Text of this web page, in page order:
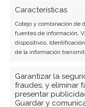
Características
Cotejo y combinación de
fuentes de información,
dispositivos,
de la información
Garantizar la
fraudes, y eliminar
presentar
Guardar y
Javier
Ingeniero de
tecnológico.